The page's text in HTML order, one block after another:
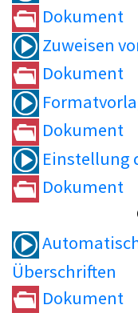
Dokument
Zuweisen
Dokument
Dokument
Einstellung
Dokument
Überschriften
Dokument